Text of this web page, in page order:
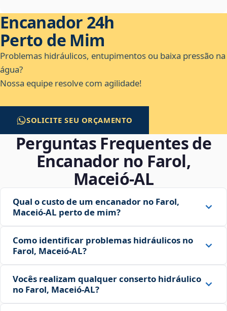
Encanador 24h
Perto de Mim
Problemas hidráulicos, entupimentos ou baixa pressão na
água?
Nossa equipe resolve com agilidade!
SOLICITE SEU ORÇAMENTO
Perguntas Frequentes de
Encanador no Farol,
Maceió‑AL
Qual o custo de um encanador no Farol,
Maceió‑AL perto de mim?
Como identificar problemas hidráulicos no
Farol, Maceió‑AL?
Vocês realizam qualquer conserto hidráulico
no Farol, Maceió‑AL?